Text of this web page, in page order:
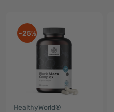
-25%
HealthyWorld®